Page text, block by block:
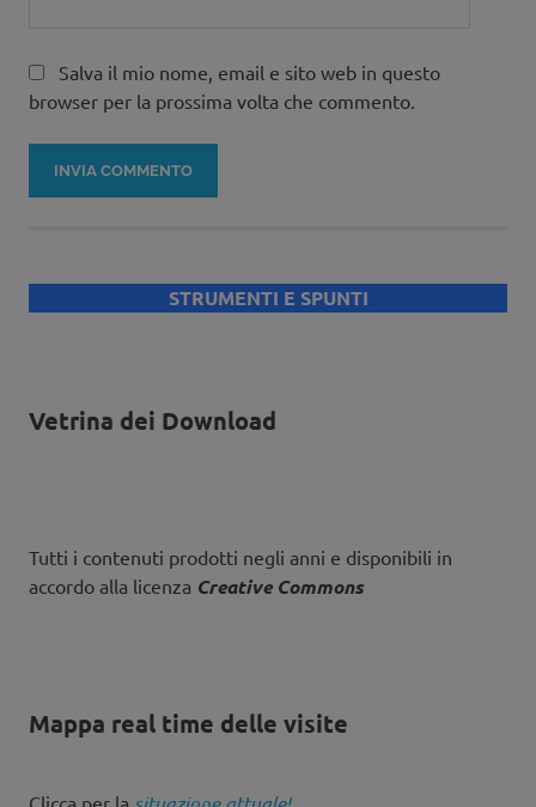
Salva il mio nome, email e sito web in questo
browser per la prossima volta che commento.
STRUMENTI E SPUNTI
Vetrina dei Download
Tutti i contenuti prodotti negli anni e disponibili in
accordo alla licenza Creative Commons
Mappa real time delle visite
Clicca per la